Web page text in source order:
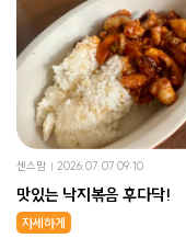
센스맘 2026.07.07 09:10
맛있는 낙지볶음 후다닥!
자세하게